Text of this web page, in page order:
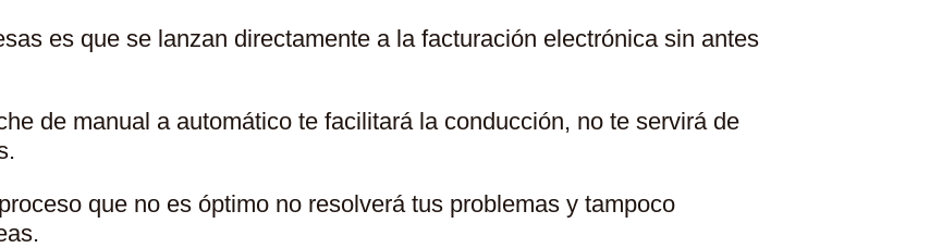
es que se lanzan directamente a la facturación electrónica sin antes
de manual a automático te facilitará la conducción, no te servirá de
que no es óptimo no resolverá tus problemas y tampoco